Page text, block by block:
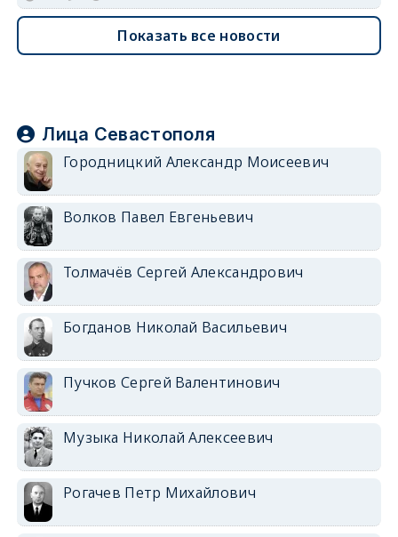
Показать все новости
Лица Севастополя
Городницкий Александр Моисеевич
Волков Павел Евгеньевич
Толмачёв Сергей Александрович
Богданов Николай Васильевич
Пучков Сергей Валентинович
Музыка Николай Алексеевич
Рогачев Петр Михайлович